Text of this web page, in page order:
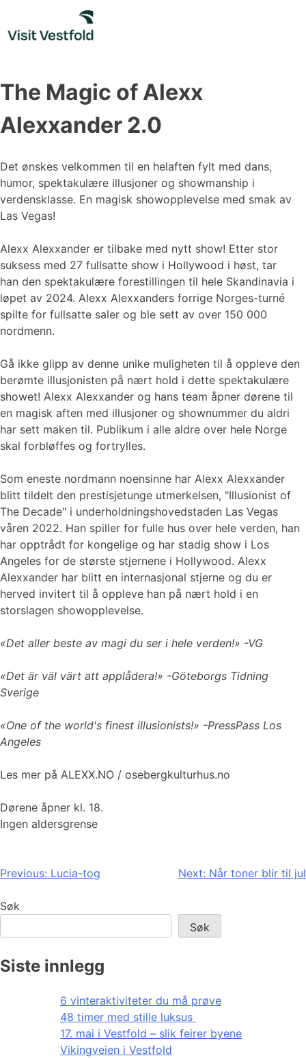
content
The Magic of Alexx
Alexxander 2.0
Det ønskes velkommen til en helaften fylt med dans,
humor, spektakulære illusjoner og showmanship i
verdensklasse. En magisk showopplevelse med smak av
Las Vegas!
Alexx Alexxander er tilbake med nytt show! Etter stor
suksess med 27 fullsatte show i Hollywood i høst, tar
han den spektakulære forestillingen til hele Skandinavia i
løpet av 2024. Alexx Alexxanders forrige Norges-turné
spilte for fullsatte saler og ble sett av over 150 000
nordmenn.
Gå ikke glipp av denne unike muligheten til å oppleve den
berømte illusjonisten på nært hold i dette spektakulære
showet! Alexx Alexxander og hans team åpner dørene til
en magisk aften med illusjoner og shownummer du aldri
har sett maken til. Publikum i alle aldre over hele Norge
skal forbløffes og fortrylles.
Som eneste nordmann noensinne har Alexx Alexxander
blitt tildelt den prestisjetunge utmerkelsen, "Illusionist of
The Decade" i underholdningshovedstaden Las Vegas
våren 2022. Han spiller for fulle hus over hele verden, han
har opptrådt for kongelige og har stadig show i Los
Angeles for de største stjernene i Hollywood. Alexx
Alexxander har blitt en internasjonal stjerne og du er
herved invitert til å oppleve han på nært hold i en
storslagen showopplevelse.
«Det aller beste av magi du ser i hele verden!» -VG
«Det är väl värt att applådera!» -Göteborgs Tidning
Sverige
«One of the world's finest illusionists!» -PressPass Los
Angeles
Les mer på ALEXX.NO / osebergkulturhus.no
Dørene åpner kl. 18.
Ingen aldersgrense
Innleggsnavigasjon
Previous: Lucia-tog Next: Når toner blir til jul
Søk
Søk
Siste innlegg
6 vinteraktiviteter du må prøve
48 timer med stille luksus
17. mai i Vestfold – slik feirer byene
Vikingveien i Vestfold